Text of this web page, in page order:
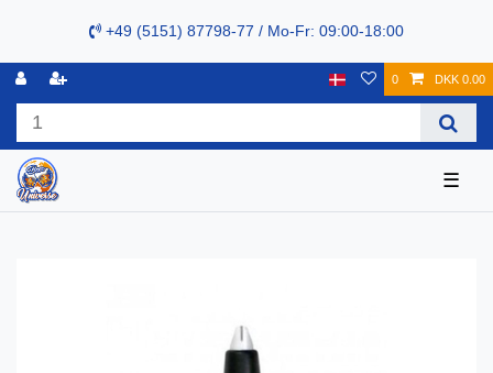
+49 (5151) 87798-77 / Mo-Fr: 09:00-18:00
0 DKK 0.00
☰